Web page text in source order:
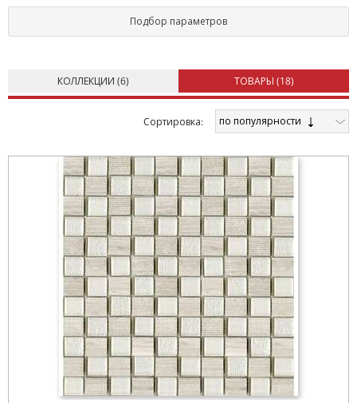
Подбор параметров
КОЛЛЕКЦИИ (6) ТОВАРЫ (18)
Cортировка: по популярности